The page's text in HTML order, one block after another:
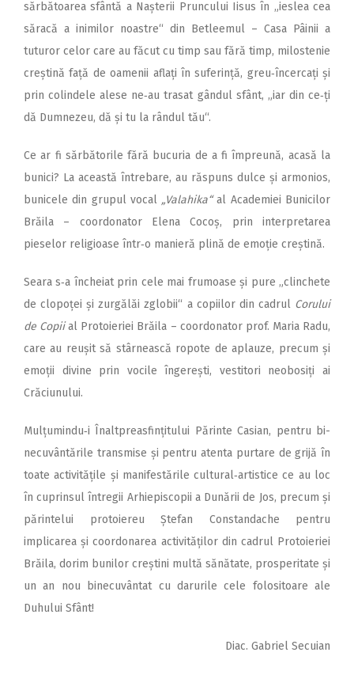
sărbătoarea sfântă a Nașterii Pruncului Iisus în „ieslea cea
săracă a inimilor noastre“ din Betleemul – Casa Pâinii a
tuturor celor care au făcut cu timp sau fără timp, milostenie
creștină față de oamenii aflați în suferință, greu‑încercați și
prin colindele alese ne‑au trasat gândul sfânt, „iar din ce‑ți
dă Dumnezeu, dă și tu la rândul tău“.
Ce ar fi sărbătorile fără bucuria de a fi împreună, acasă la
bunici? La această întrebare, au răspuns dulce și armonios,
bunicele din grupul vocal „Valahika“al Academiei Bunicilor
Brăila – coordonator Elena Cocoș, prin interpretarea
pieselor religioase într‑o manieră plină de emoție creștină.
Seara s‑a încheiat prin cele mai frumoase și pure „clinchete
de clopoței și zurgălăi zglobii“ a copiilor din cadrul Corului
de Copiial Protoieriei Brăila – coordonator prof. Maria Radu,
care au reușit să stârnească ropote de aplauze, precum și
emoții divine prin vocile îngerești, vestitori neobosiți ai
Crăciunului.
Mulțumindu‑i Înaltpreasfin­ți­­tu­lui Părinte Casian, pentru bi­
necuvântările transmise și pentru atenta purtare de grijă în
toate activitățile și manifestările cultural‑artistice ce au loc
în cuprinsul întregii Arhiepiscopii a Dunării de Jos, precum și
părintelui protoiereu Ștefan Constandache pentru
implicarea și coordonarea activităților din cadrul Protoieriei
Brăila, dorim bunilor creștini multă sănătate, prosperitate și
un an nou binecuvântat cu darurile cele folositoare ale
Duhului Sfânt!
Diac. Gabriel Secuian